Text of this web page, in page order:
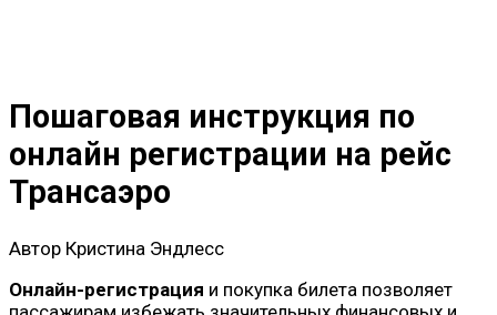
Пошаговая инструкция по
онлайн регистрации на рейс
Трансаэро
Автор Кристина Эндлесс
Онлайн-регистрация и покупка билета позволяет